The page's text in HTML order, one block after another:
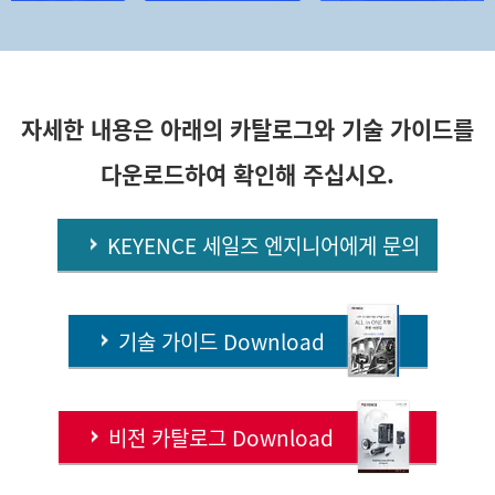
자세한 내용은 아래의 카탈로그와 기술 가이드를
다운로드하여 확인해 주십시오.
KEYENCE 세일즈 엔지니어에게 문의
기술 가이드 Download
비전 카탈로그 Download